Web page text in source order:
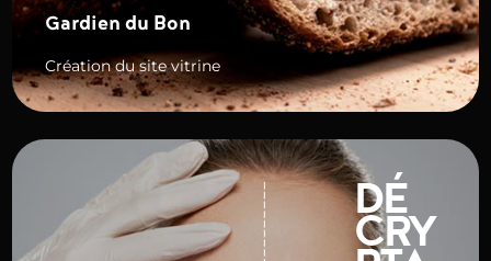
Gardien du Bon
Création du site vitrine
DÉ
CRY